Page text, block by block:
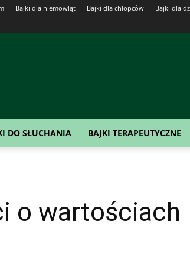
Bajki dla niemowląt Bajki dla chłopców Bajki dla
DO SŁUCHANIA BAJKI TERAPEUTYCZNE
o wartościach